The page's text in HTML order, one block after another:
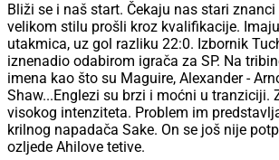
Bliži se i naš start. Čekaju nas stari
velikom stilu prošli kroz kvalifikacije.
utakmica, uz gol razliku 22:0. Izbornik
iznenadio odabirom igrača za SP. Na
imena kao što su Maguire, Alexander -
Shaw...Englezi su brzi i moćni u tranziciji.
visokog intenziteta. Problem im
krilnog napadača Sake. On se još nije
ozljede Ahilove tetive.